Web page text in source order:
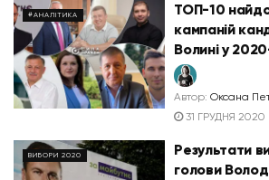
#АНАЛІТИКА
ТОП-10
кампаній
Волині у
Автор: Оксана
31 ГРУДНЯ 2020
ВИБОРИ 2020
Результати
голови